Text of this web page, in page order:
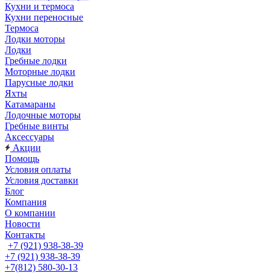
Кухни и термоса
Кухни переносные
Термоса
Лодки моторы
Лодки
Гребные лодки
Моторные лодки
Парусные лодки
Яхты
Катамараны
Лодочные моторы
Гребные винты
Аксессуары
Акции
Помощь
Условия оплаты
Условия доставки
Блог
Компания
О компании
Новости
Контакты
+7 (921) 938-38-39
+7 (921) 938-38-39
+7(812) 580-30-13